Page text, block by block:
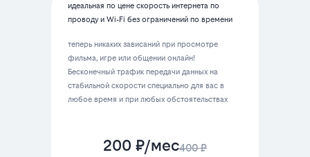
идеальная по цене скорость интернета по
проводу и Wi‑Fi без ограничений по времени
теперь никаких зависаний при просмотре
фильма, игре или общении онлайн!
Бесконечный трафик передачи данных на
стабильной скорости специально для вас в
любое время и при любых обстоятельствах
200 ₽/мес400 ₽